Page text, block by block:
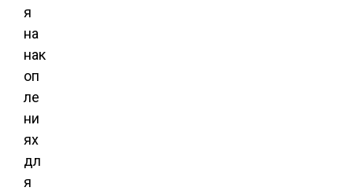
я
на
нак
оп
ле
ни
ях
дл
я